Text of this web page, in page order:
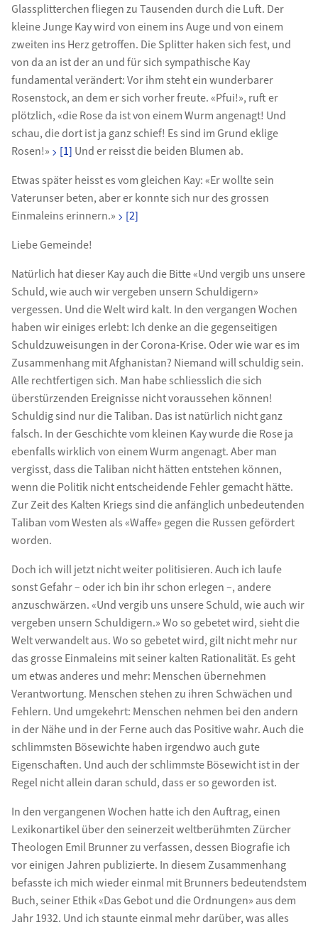
Glassplitterchen fliegen zu Tausenden durch die Luft. Der
kleine Junge Kay wird von einem ins Auge und von einem
zweiten ins Herz getroffen. Die Splitter haken sich fest, und
von da an ist der an und für sich sympathische Kay
fundamental verändert: Vor ihm steht ein wunderbarer
Rosenstock, an dem er sich vorher freute. «Pfui!», ruft er
plötzlich, «die Rose da ist von einem Wurm angenagt! Und
schau, die dort ist ja ganz schief! Es sind im Grund eklige
Rosen!»
[1] Und er reisst die beiden Blumen ab.
Etwas später heisst es vom gleichen Kay: «Er wollte sein
Vaterunser beten, aber er konnte sich nur des grossen
Einmaleins erinnern.»
[2]
Liebe Gemeinde!
Natürlich hat dieser Kay auch die Bitte «Und vergib uns unsere
Schuld, wie auch wir vergeben unsern Schuldigern»
vergessen. Und die Welt wird kalt. In den vergangen Wochen
haben wir einiges erlebt: Ich denke an die gegenseitigen
Schuldzuweisungen in der Corona-Krise. Oder wie war es im
Zusammenhang mit Afghanistan? Niemand will schuldig sein.
Alle rechtfertigen sich. Man habe schliesslich die sich
überstürzenden Ereignisse nicht voraussehen können!
Schuldig sind nur die Taliban. Das ist natürlich nicht ganz
falsch. In der Geschichte vom kleinen Kay wurde die Rose ja
ebenfalls wirklich von einem Wurm angenagt. Aber man
vergisst, dass die Taliban nicht hätten entstehen können,
wenn die Politik nicht entscheidende Fehler gemacht hätte.
Zur Zeit des Kalten Kriegs sind die anfänglich unbedeutenden
Taliban vom Westen als «Waffe» gegen die Russen gefördert
worden.
Doch ich will jetzt nicht weiter politisieren. Auch ich laufe
sonst Gefahr – oder ich bin ihr schon erlegen –, andere
anzuschwärzen. «Und vergib uns unsere Schuld, wie auch wir
vergeben unsern Schuldigern.» Wo so gebetet wird, sieht die
Welt verwandelt aus. Wo so gebetet wird, gilt nicht mehr nur
das grosse Einmaleins mit seiner kalten Rationalität. Es geht
um etwas anderes und mehr: Menschen übernehmen
Verantwortung. Menschen stehen zu ihren Schwächen und
Fehlern. Und umgekehrt: Menschen nehmen bei den andern
in der Nähe und in der Ferne auch das Positive wahr. Auch die
schlimmsten Bösewichte haben irgendwo auch gute
Eigenschaften. Und auch der schlimmste Bösewicht ist in der
Regel nicht allein daran schuld, dass er so geworden ist.
In den vergangenen Wochen hatte ich den Auftrag, einen
Lexikonartikel über den seinerzeit weltberühmten Zürcher
Theologen Emil Brunner zu verfassen, dessen Biografie ich
vor einigen Jahren publizierte. In diesem Zusammenhang
befasste ich mich wieder einmal mit Brunners bedeutendstem
Buch, seiner Ethik «Das Gebot und die Ordnungen» aus dem
Jahr 1932. Und ich staunte einmal mehr darüber, was alles